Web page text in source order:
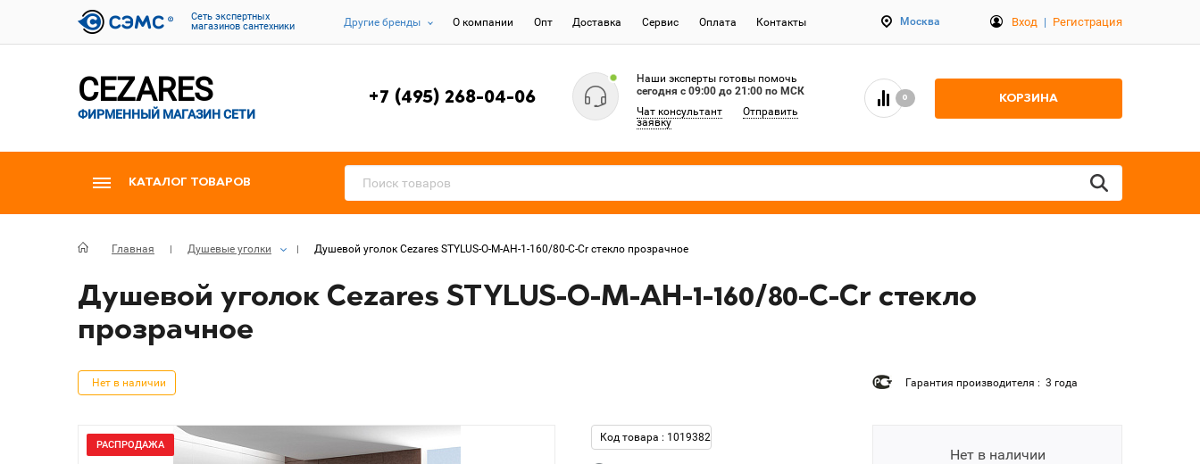
Cеть экспертных
магазинов сантехники
Другие бренды О компании Опт Доставка Сервис Оплата Контакты Москва Вход | Регистрация
CEZARES
ФИРМЕННЫЙ МАГАЗИН СЕТИ
+7 (495) 268-04-06
Наши эксперты готовы помочь
сегодня c 09:00 до 21:00 по МСК
Чат консультант
Отправить
заявку
0 КОРЗИНА
КАТАЛОГ ТОВАРОВ
Главная Душевые уголки Душевой уголок Cezares STYLUS-O-M-AH-1-160/80-C-Cr стекло прозрачное
Душевой уголок Cezares STYLUS-O-M-AH-1-160/80-C-Cr стекло
прозрачное
Нет в наличии Гарантия производителя : 3 года
РАСПРОДАЖА
Код товара : 1019382
Нет в наличии